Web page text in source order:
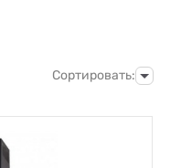
Сортировать: